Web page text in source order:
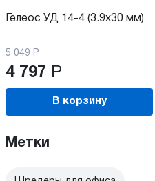
Гелеос УД 14-4 (3.9х30 мм)
5 049 Р
4 797 Р
В корзину
Метки